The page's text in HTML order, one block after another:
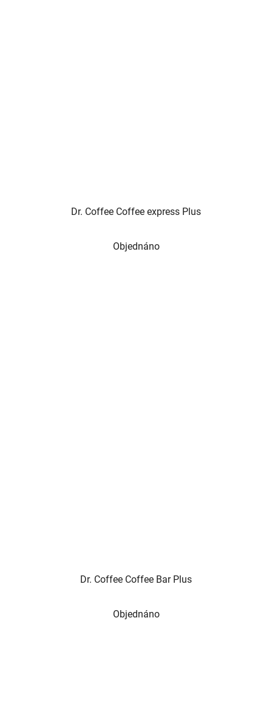
Dr. Coffee Coffee express Plus
Objednáno
Dr. Coffee Coffee Bar Plus
Objednáno